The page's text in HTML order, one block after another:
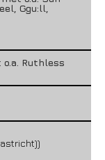
Ggu:ll,
Ruthless